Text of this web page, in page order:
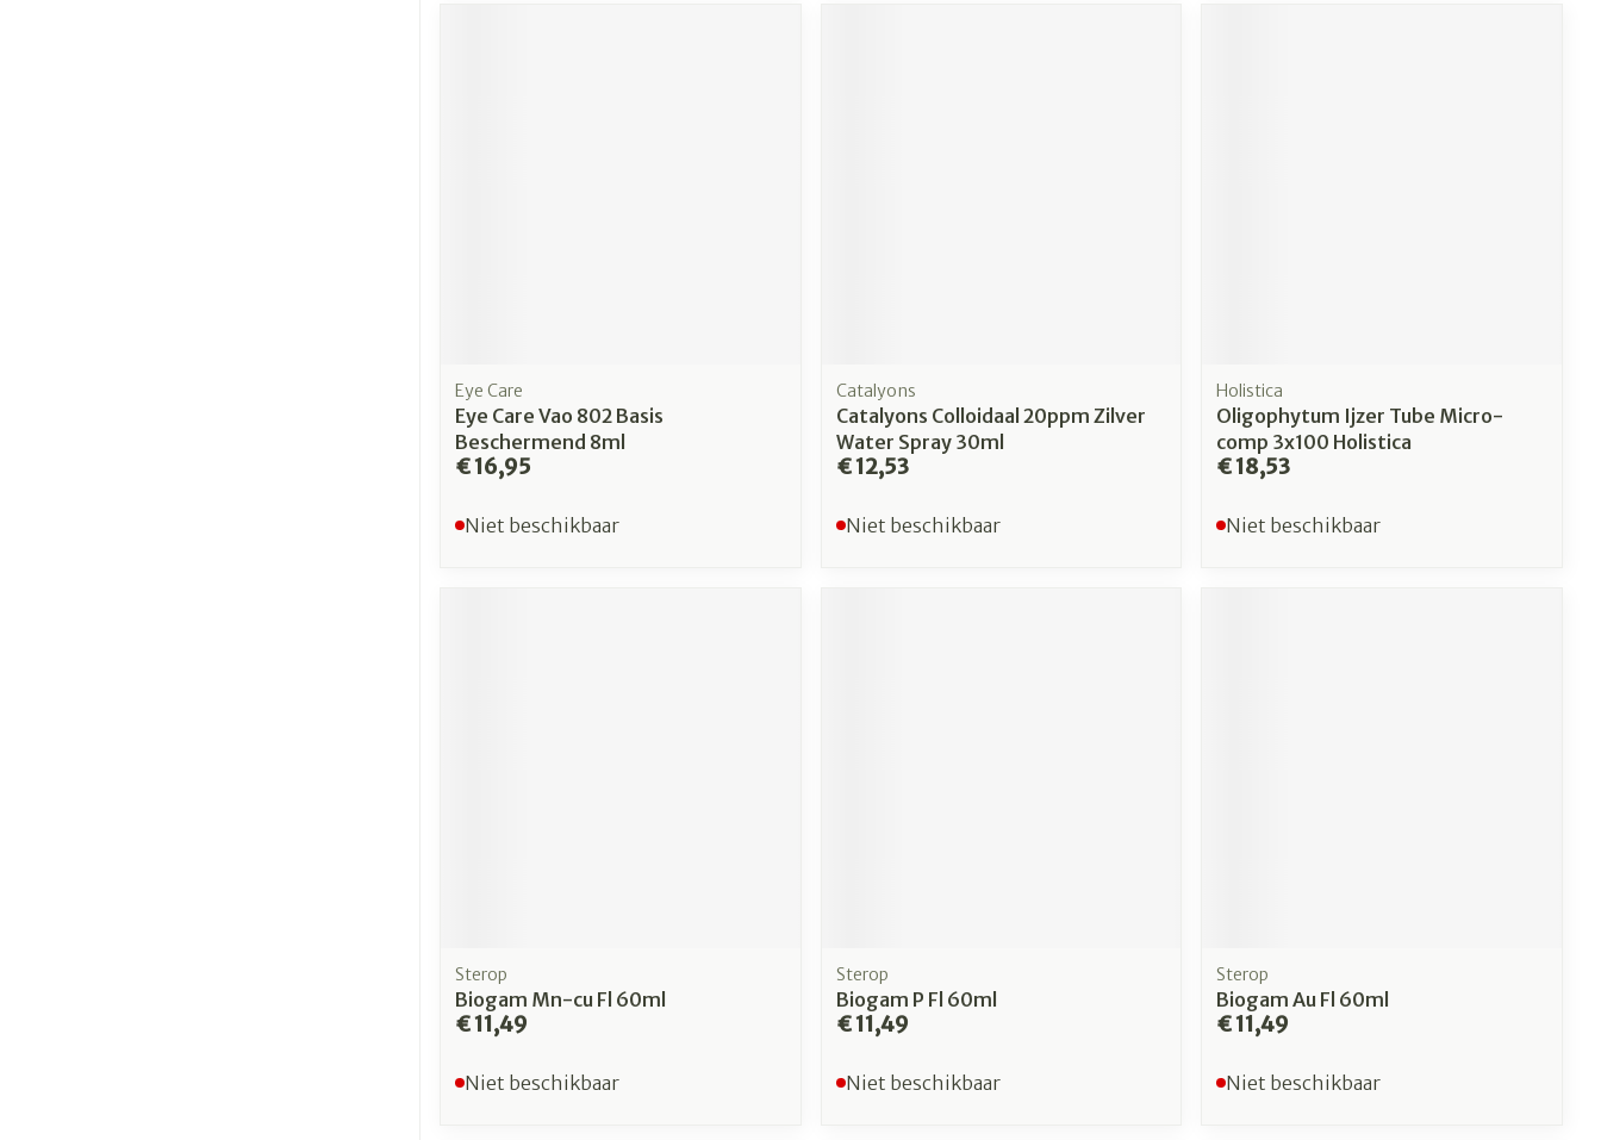
Eye Care
Eye Care Vao 802 Basis
Beschermend 8ml
€ 16,95
Niet beschikbaar
Catalyons
Catalyons Colloidaal 20ppm Zilver
Water Spray 30ml
€ 12,53
Niet beschikbaar
Holistica
Oligophytum Ijzer Tube Micro-
comp 3x100 Holistica
€ 18,53
Niet beschikbaar
Sterop
Biogam Mn-cu Fl 60ml
€ 11,49
Niet beschikbaar
Sterop
Biogam P Fl 60ml
€ 11,49
Niet beschikbaar
Sterop
Biogam Au Fl 60ml
€ 11,49
Niet beschikbaar